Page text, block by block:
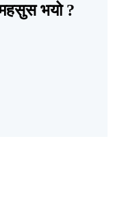
भयो ?